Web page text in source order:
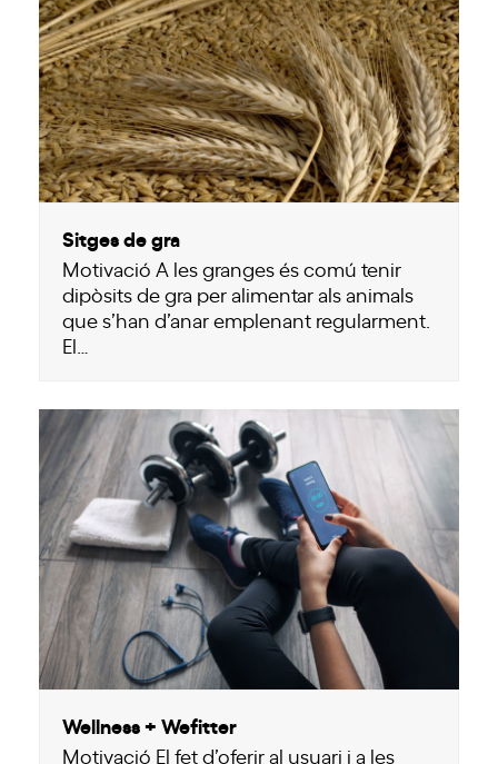
Sitges de gra
Motivació A les granges és comú tenir
dipòsits de gra per alimentar als animals
que s’han d’anar emplenant regularment.
El…
Wellness + Wefitter
Motivació El fet d’oferir al usuari i a les